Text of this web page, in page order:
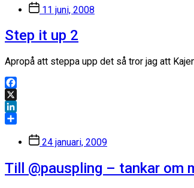
Inläggsdatum
11 juni, 2008
Step it up 2
Apropå att steppa upp det så tror jag att
Facebook
X
LinkedIn
Inläggsdatum
24 januari, 2009
Till @pauspling – tankar om